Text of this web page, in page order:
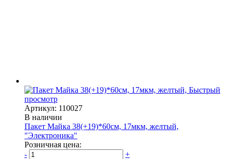
Быстрый
просмотр
Артикул: 110027
В наличии
Пакет Майка 38(+19)*60см, 17мкм, желтый,
"Электроника"
Розничная цена:
-
+